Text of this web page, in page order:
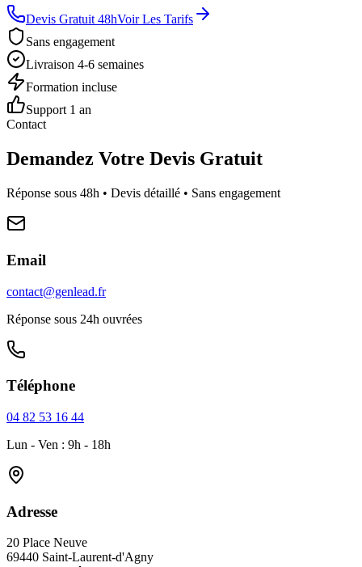
Devis Gratuit 48hVoir Les Tarifs
Sans engagement
Livraison 4-6 semaines
Formation incluse
Support 1 an
Contact
Demandez Votre Devis Gratuit
Réponse sous 48h • Devis détaillé • Sans engagement
Email
contact@genlead.fr
Réponse sous 24h ouvrées
Téléphone
04 82 53 16 44
Lun - Ven : 9h - 18h
Adresse
20 Place Neuve
69440 Saint-Laurent-d'Agny